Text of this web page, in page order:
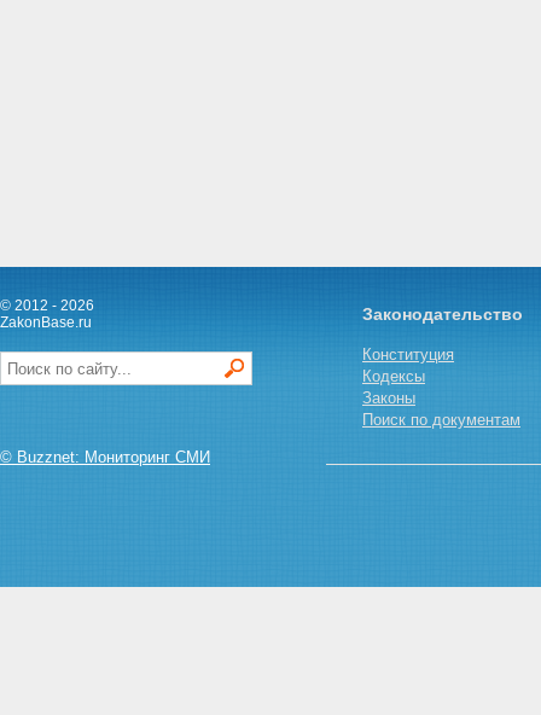
© 2012 - 2026
ZakonBase.ru
© Buzznet: Мониторинг СМИ
Законодательство
Конституция
Кодексы
Законы
Поиск по документам